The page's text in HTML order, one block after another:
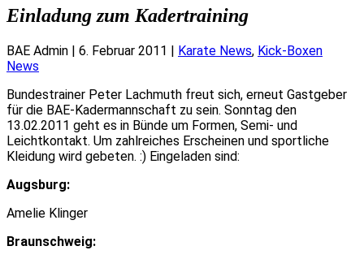
Einladung zum Kadertraining
BAE Admin | 6. Februar 2011 | Karate News, Kick-Boxen
News
Bundestrainer Peter Lachmuth freut sich, erneut Gastgeber
für die BAE-Kadermannschaft zu sein. Sonntag den
13.02.2011 geht es in Bünde um Formen, Semi- und
Leichtkontakt. Um zahlreiches Erscheinen und sportliche
Kleidung wird gebeten. :) Eingeladen sind:
Augsburg:
Amelie Klinger
Braunschweig: